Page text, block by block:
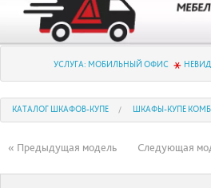
УСЛУГА: МОБИЛЬНЫЙ ОФИС
КАТАЛОГ ШКАФОВ-КУПЕ ШКАФЫ-КУПЕ
« Предыдущая модель Следующая